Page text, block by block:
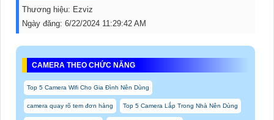
Thương hiệu: Ezviz
Ngày đăng: 6/22/2024 11:29:42 AM
CAMERA THEO CHỨC NĂNG
Top 5 Camera Wifi Cho Gia Đình Nên Dùng
camera quay rõ tem đơn hàng Top 5 Camera Lắp Trong Nhà Nên Dùng